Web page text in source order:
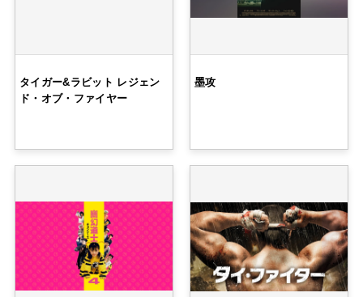
タイガー&ラビット レジェン
ド・オブ・ファイヤー
墨攻